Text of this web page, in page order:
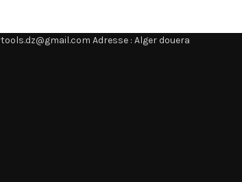
Adresse : Alger douera